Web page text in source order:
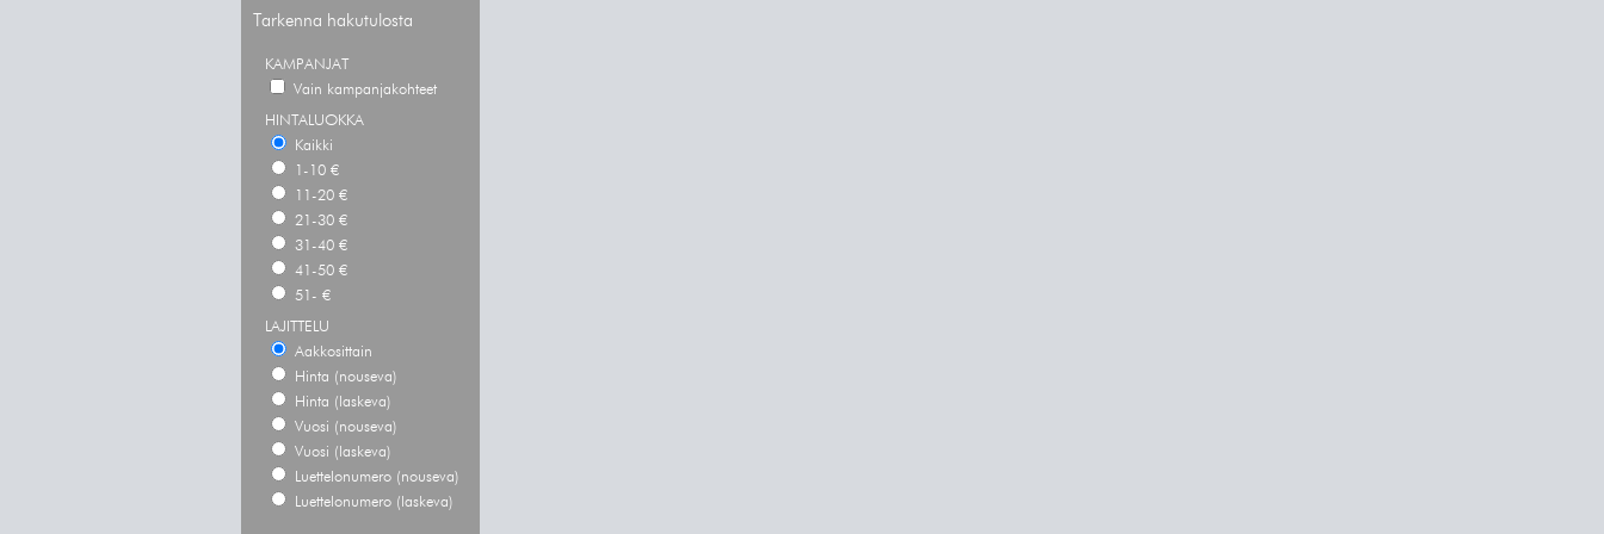
Tarkenna hakutulosta
KAMPANJAT
Vain kampanjakohteet
HINTALUOKKA
Kaikki
1-10 €
11-20 €
21-30 €
31-40 €
41-50 €
51- €
LAJITTELU
Aakkosittain
Hinta (nouseva)
Hinta (laskeva)
Vuosi (nouseva)
Vuosi (laskeva)
Luettelonumero (nouseva)
Luettelonumero (laskeva)